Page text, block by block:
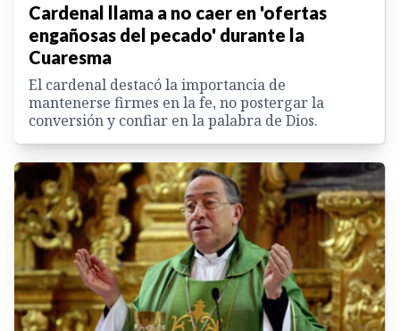
Cardenal llama a no caer en 'ofertas
engañosas del pecado' durante la
Cuaresma
El cardenal destacó la importancia de
mantenerse firmes en la fe, no postergar la
conversión y confiar en la palabra de Dios.